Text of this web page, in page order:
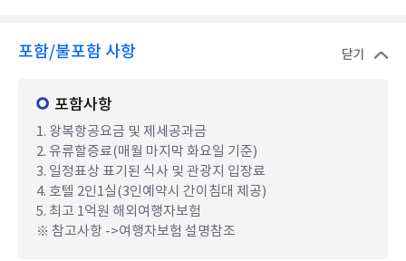
포함/불포함 사항 닫기
포함사항
1. 왕복항공요금 및 제세공과금
2. 유류할증료(매월 마지막 화요일 기준)
3. 일정표상 표기된 식사 및 관광지 입장료
4. 호텔 2인1실(3인예약시 간이침대 제공)
5. 최고 1억원 해외여행자보험
※ 참고사항 ->여행자보험 설명참조